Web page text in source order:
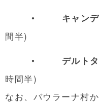
•
キャン
間半)
•
デルト
時間半)
なお、バウラーナ村